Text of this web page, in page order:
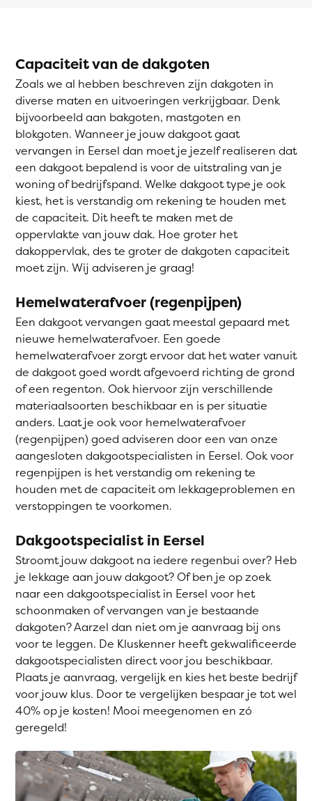
Capaciteit van de dakgoten
Zoals we al hebben beschreven zijn dakgoten in
diverse maten en uitvoeringen verkrijgbaar. Denk
bijvoorbeeld aan bakgoten, mastgoten en
blokgoten. Wanneer je jouw dakgoot gaat
vervangen in Eersel dan moet je jezelf realiseren dat
een dakgoot bepalend is voor de uitstraling van je
woning of bedrijfspand. Welke dakgoot type je ook
kiest, het is verstandig om rekening te houden met
de capaciteit. Dit heeft te maken met de
oppervlakte van jouw dak. Hoe groter het
dakoppervlak, des te groter de dakgoten capaciteit
moet zijn. Wij adviseren je graag!
Hemelwaterafvoer (regenpijpen)
Een dakgoot vervangen gaat meestal gepaard met
nieuwe hemelwaterafvoer. Een goede
hemelwaterafvoer zorgt ervoor dat het water vanuit
de dakgoot goed wordt afgevoerd richting de grond
of een regenton. Ook hiervoor zijn verschillende
materiaalsoorten beschikbaar en is per situatie
anders. Laat je ook voor hemelwaterafvoer
(regenpijpen) goed adviseren door een van onze
aangesloten dakgootspecialisten in Eersel. Ook voor
regenpijpen is het verstandig om rekening te
houden met de capaciteit om lekkageproblemen en
verstoppingen te voorkomen.
Dakgootspecialist in Eersel
Stroomt jouw dakgoot na iedere regenbui over? Heb
je lekkage aan jouw dakgoot? Of ben je op zoek
naar een dakgootspecialist in Eersel voor het
schoonmaken of vervangen van je bestaande
dakgoten? Aarzel dan niet om je aanvraag bij ons
voor te leggen. De Kluskenner heeft gekwalificeerde
dakgootspecialisten direct voor jou beschikbaar.
Plaats je aanvraag, vergelijk en kies het beste bedrijf
voor jouw klus. Door te vergelijken bespaar je tot wel
40% op je kosten! Mooi meegenomen en zó
geregeld!